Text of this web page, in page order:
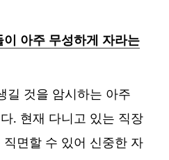
아주 무성하게 자라는
길 것을 암시하는 아주
. 현재 다니고 있는 직장
면할 수 있어 신중한 자